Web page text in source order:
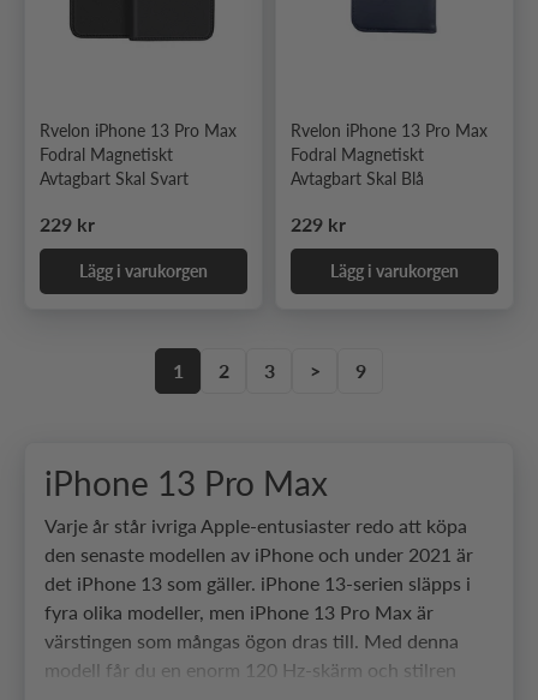
Rvelon iPhone 13 Pro Max
Fodral Magnetiskt
Avtagbart Skal Svart
Ordinarie pris
229 kr
Lägg i varukorgen
Rvelon iPhone 13 Pro Max
Fodral Magnetiskt
Avtagbart Skal Blå
Ordinarie pris
229 kr
Lägg i varukorgen
1 2 3 > 9
iPhone 13 Pro Max
Varje år står ivriga Apple-entusiaster redo att köpa
den senaste modellen av iPhone och under 2021 är
det iPhone 13 som gäller. iPhone 13-serien släpps i
fyra olika modeller, men iPhone 13 Pro Max är
värstingen som mångas ögon dras till. Med denna
modell får du en enorm 120 Hz-skärm och stilren